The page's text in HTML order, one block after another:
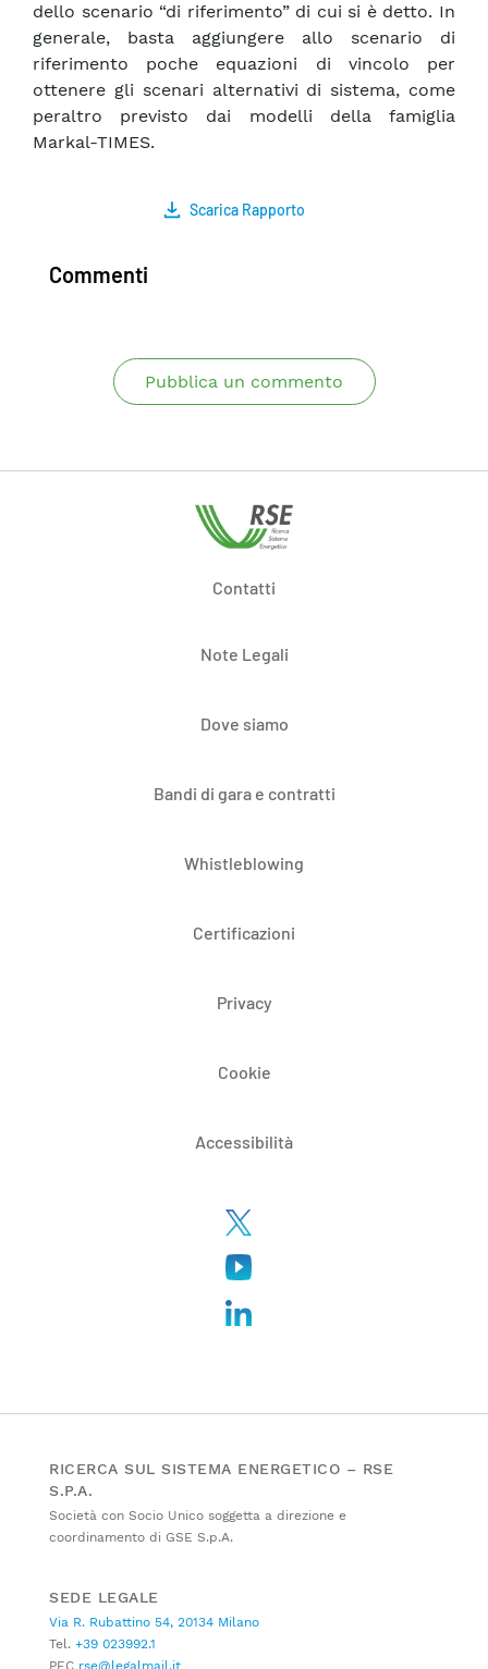
dello scenario “di riferimento” di cui si è detto. In
generale, basta aggiungere allo scenario di
riferimento poche equazioni di vincolo per
ottenere gli scenari alternativi di sistema, come
peraltro previsto dai modelli della famiglia
Markal-TIMES.
Scarica Rapporto
Commenti
Pubblica un commento
Contatti
Note Legali
Dove siamo
Bandi di gara e contratti
Whistleblowing
Certificazioni
Privacy
Cookie
Accessibilità
RICERCA SUL SISTEMA ENERGETICO – RSE
S.P.A.
Società con Socio Unico soggetta a direzione e
coordinamento di GSE S.p.A.
SEDE LEGALE
Via R. Rubattino 54, 20134 Milano
Tel. +39 023992.1
PEC rse@legalmail.it